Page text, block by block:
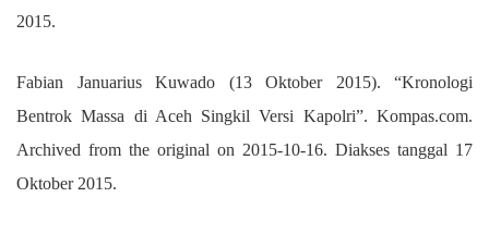
2015.
Fabian Januarius Kuwado (13 Oktober 2015). “Kronologi
Bentrok Massa di Aceh Singkil Versi Kapolri”. Kompas.com.
Archived from the original on 2015-10-16. Diakses tanggal 17
Oktober 2015.